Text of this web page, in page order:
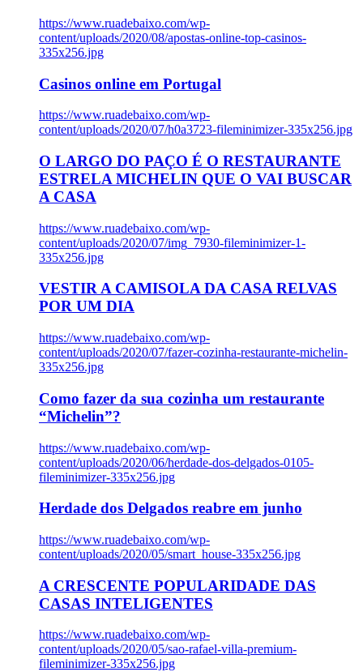
https://www.ruadebaixo.com/wp-
content/uploads/2020/08/apostas-online-top-casinos-
335x256.jpg
Casinos online em Portugal
https://www.ruadebaixo.com/wp-
content/uploads/2020/07/h0a3723-fileminimizer-335x256.jpg
O LARGO DO PAÇO É O RESTAURANTE
ESTRELA MICHELIN QUE O VAI BUSCAR
A CASA
https://www.ruadebaixo.com/wp-
content/uploads/2020/07/img_7930-fileminimizer-1-
335x256.jpg
VESTIR A CAMISOLA DA CASA RELVAS
POR UM DIA
https://www.ruadebaixo.com/wp-
content/uploads/2020/07/fazer-cozinha-restaurante-michelin-
335x256.jpg
Como fazer da sua cozinha um restaurante
“Michelin”?
https://www.ruadebaixo.com/wp-
content/uploads/2020/06/herdade-dos-delgados-0105-
fileminimizer-335x256.jpg
Herdade dos Delgados reabre em junho
https://www.ruadebaixo.com/wp-
content/uploads/2020/05/smart_house-335x256.jpg
A CRESCENTE POPULARIDADE DAS
CASAS INTELIGENTES
https://www.ruadebaixo.com/wp-
content/uploads/2020/05/sao-rafael-villa-premium-
fileminimizer-335x256.jpg